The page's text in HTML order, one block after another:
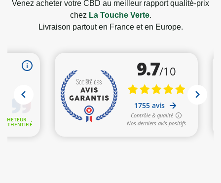
6 avis
Venez acheter votre CBD au meilleur rapport qualité-prix
chez La Touche Verte.
Livraison partout en France et en Europe.